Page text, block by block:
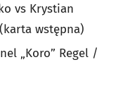
vs Krystian
wstępna)
„Koro” Regel /